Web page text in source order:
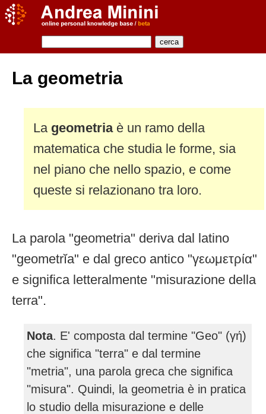
La geometria
La geometriaè un ramo della
matematica che studia le forme, sia
nel piano che nello spazio, e come
queste si relazionano tra loro.
La parola "geometria" deriva dal latino
"geometrĭa" e dal greco antico "γεωμετρία"
e significa letteralmente "misurazione della
terra".
Nota. E' composta dal termine "Geo" (γή)
che significa "terra" e dal termine
"metria", una parola greca che significa
"misura". Quindi, la geometria è in pratica
lo studio della misurazione e delle